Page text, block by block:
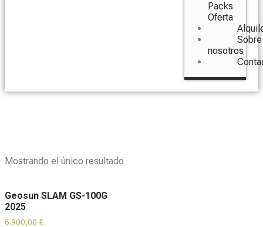
Packs
Oferta
Sobre
nosotros
Mostrando el único resultado
Geosun SLAM GS-100G
2025
6.900,00 €